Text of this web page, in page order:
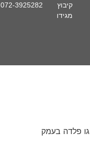
072-3925282
קיבוץ
מגידו